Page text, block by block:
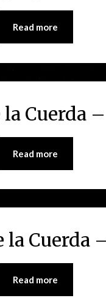
Read more
Cuerda
Read more
la Cuerda
Read more